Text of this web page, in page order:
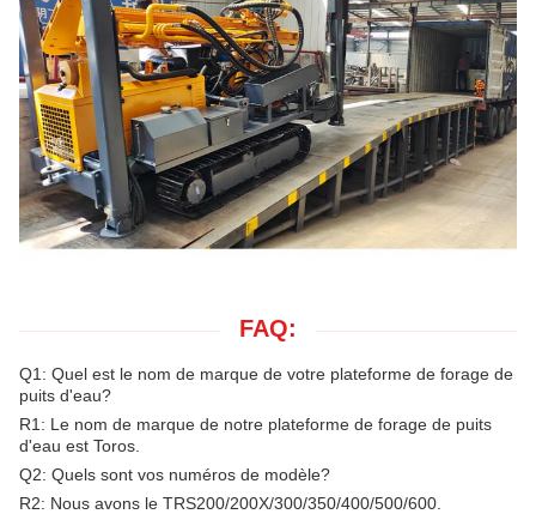
FAQ:
Q1: Quel est le nom de marque de votre plateforme de forage de
puits d'eau?
R1: Le nom de marque de notre plateforme de forage de puits
d'eau est Toros.
Q2: Quels sont vos numéros de modèle?
R2: Nous avons le TRS200/200X/300/350/400/500/600.